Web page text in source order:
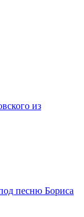
из
песню Бориса